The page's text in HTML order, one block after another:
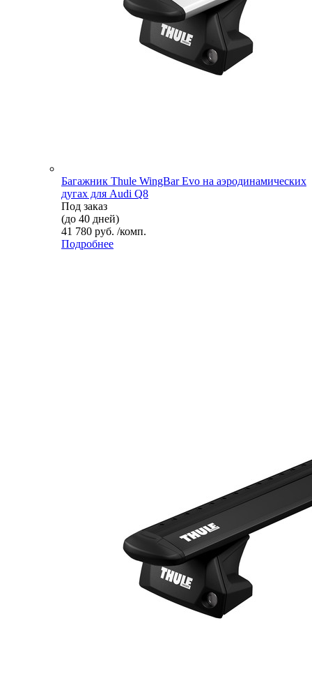
Багажник Thule WingBar Evo на аэродинамических
дугах для Audi Q8
Под заказ
(до 40 дней)
41 780 руб. /комп.
Подробнее